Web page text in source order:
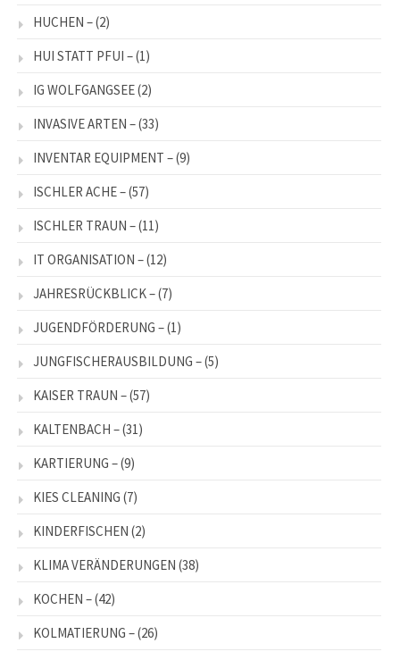
HUCHEN –(2)
HUI STATT PFUI –(1)
IG WOLFGANGSEE(2)
INVASIVE ARTEN –(33)
INVENTAR EQUIPMENT –(9)
ISCHLER ACHE –(57)
ISCHLER TRAUN –(11)
IT ORGANISATION –(12)
JAHRESRÜCKBLICK –(7)
JUGENDFÖRDERUNG –(1)
JUNGFISCHERAUSBILDUNG –(5)
KAISER TRAUN –(57)
KALTENBACH –(31)
KARTIERUNG –(9)
KIES CLEANING (7)
KINDERFISCHEN (2)
KLIMA VERÄNDERUNGEN (38)
KOCHEN –(42)
KOLMATIERUNG –(26)